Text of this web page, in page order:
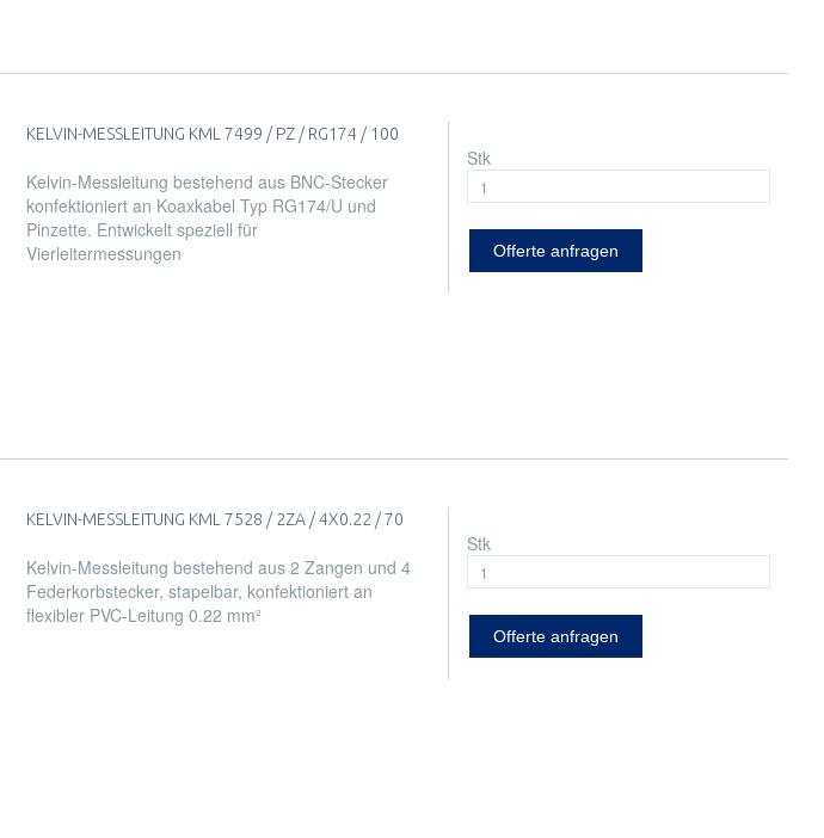
KELVIN-MESSLEITUNG KML 7499 / PZ / RG174 / 100
Kelvin-Messleitung bestehend aus BNC-Stecker
konfektioniert an Koaxkabel Typ RG174/U und
Pinzette. Entwickelt speziell für
Vierleitermessungen
Stk
Offerte anfragen
KELVIN-MESSLEITUNG KML 7528 / 2ZA / 4X0.22 / 70
Kelvin-Messleitung bestehend aus 2 Zangen und 4
Federkorbstecker, stapelbar, konfektioniert an
flexibler PVC-Leitung 0.22 mm²
Stk
Offerte anfragen